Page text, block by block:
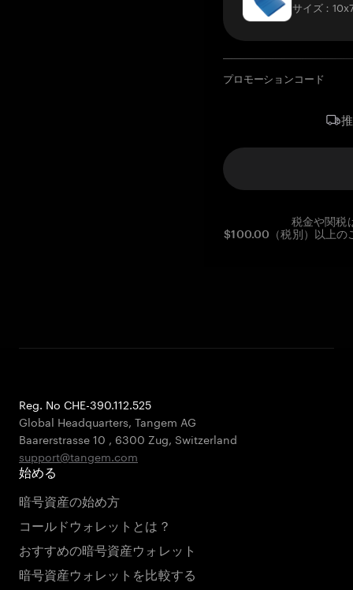
サイズ：
プロモーションコード
税金や関税
$100.00（税別）以上の
Reg. No CHE-390.112.525
Global Headquarters, Tangem AG
Baarerstrasse 10 , 6300 Zug, Switzerland
support@tangem.com
始める
暗号資産の始め方
コールドウォレットとは？
おすすめの暗号資産ウォレット
暗号資産ウォレットを比較する